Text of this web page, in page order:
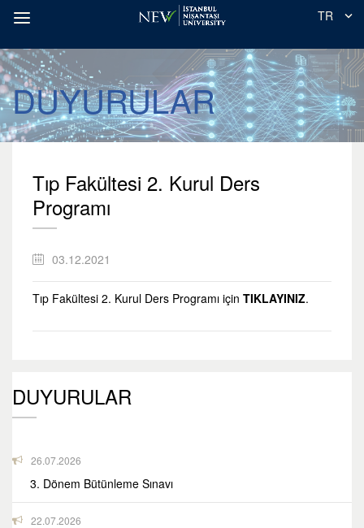
TR
DUYURULAR
Tıp Fakültesi 2. Kurul Ders
Programı
03.12.2021
Tıp Fakültesi 2. Kurul Ders Programı için TIKLAYINIZ.
DUYURULAR
26.07.2026
3. Dönem Bütünleme Sınavı
22.07.2026